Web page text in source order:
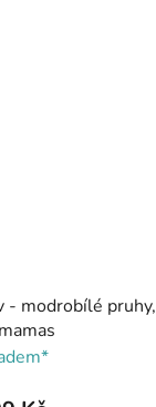
- modrobílé pruhy,